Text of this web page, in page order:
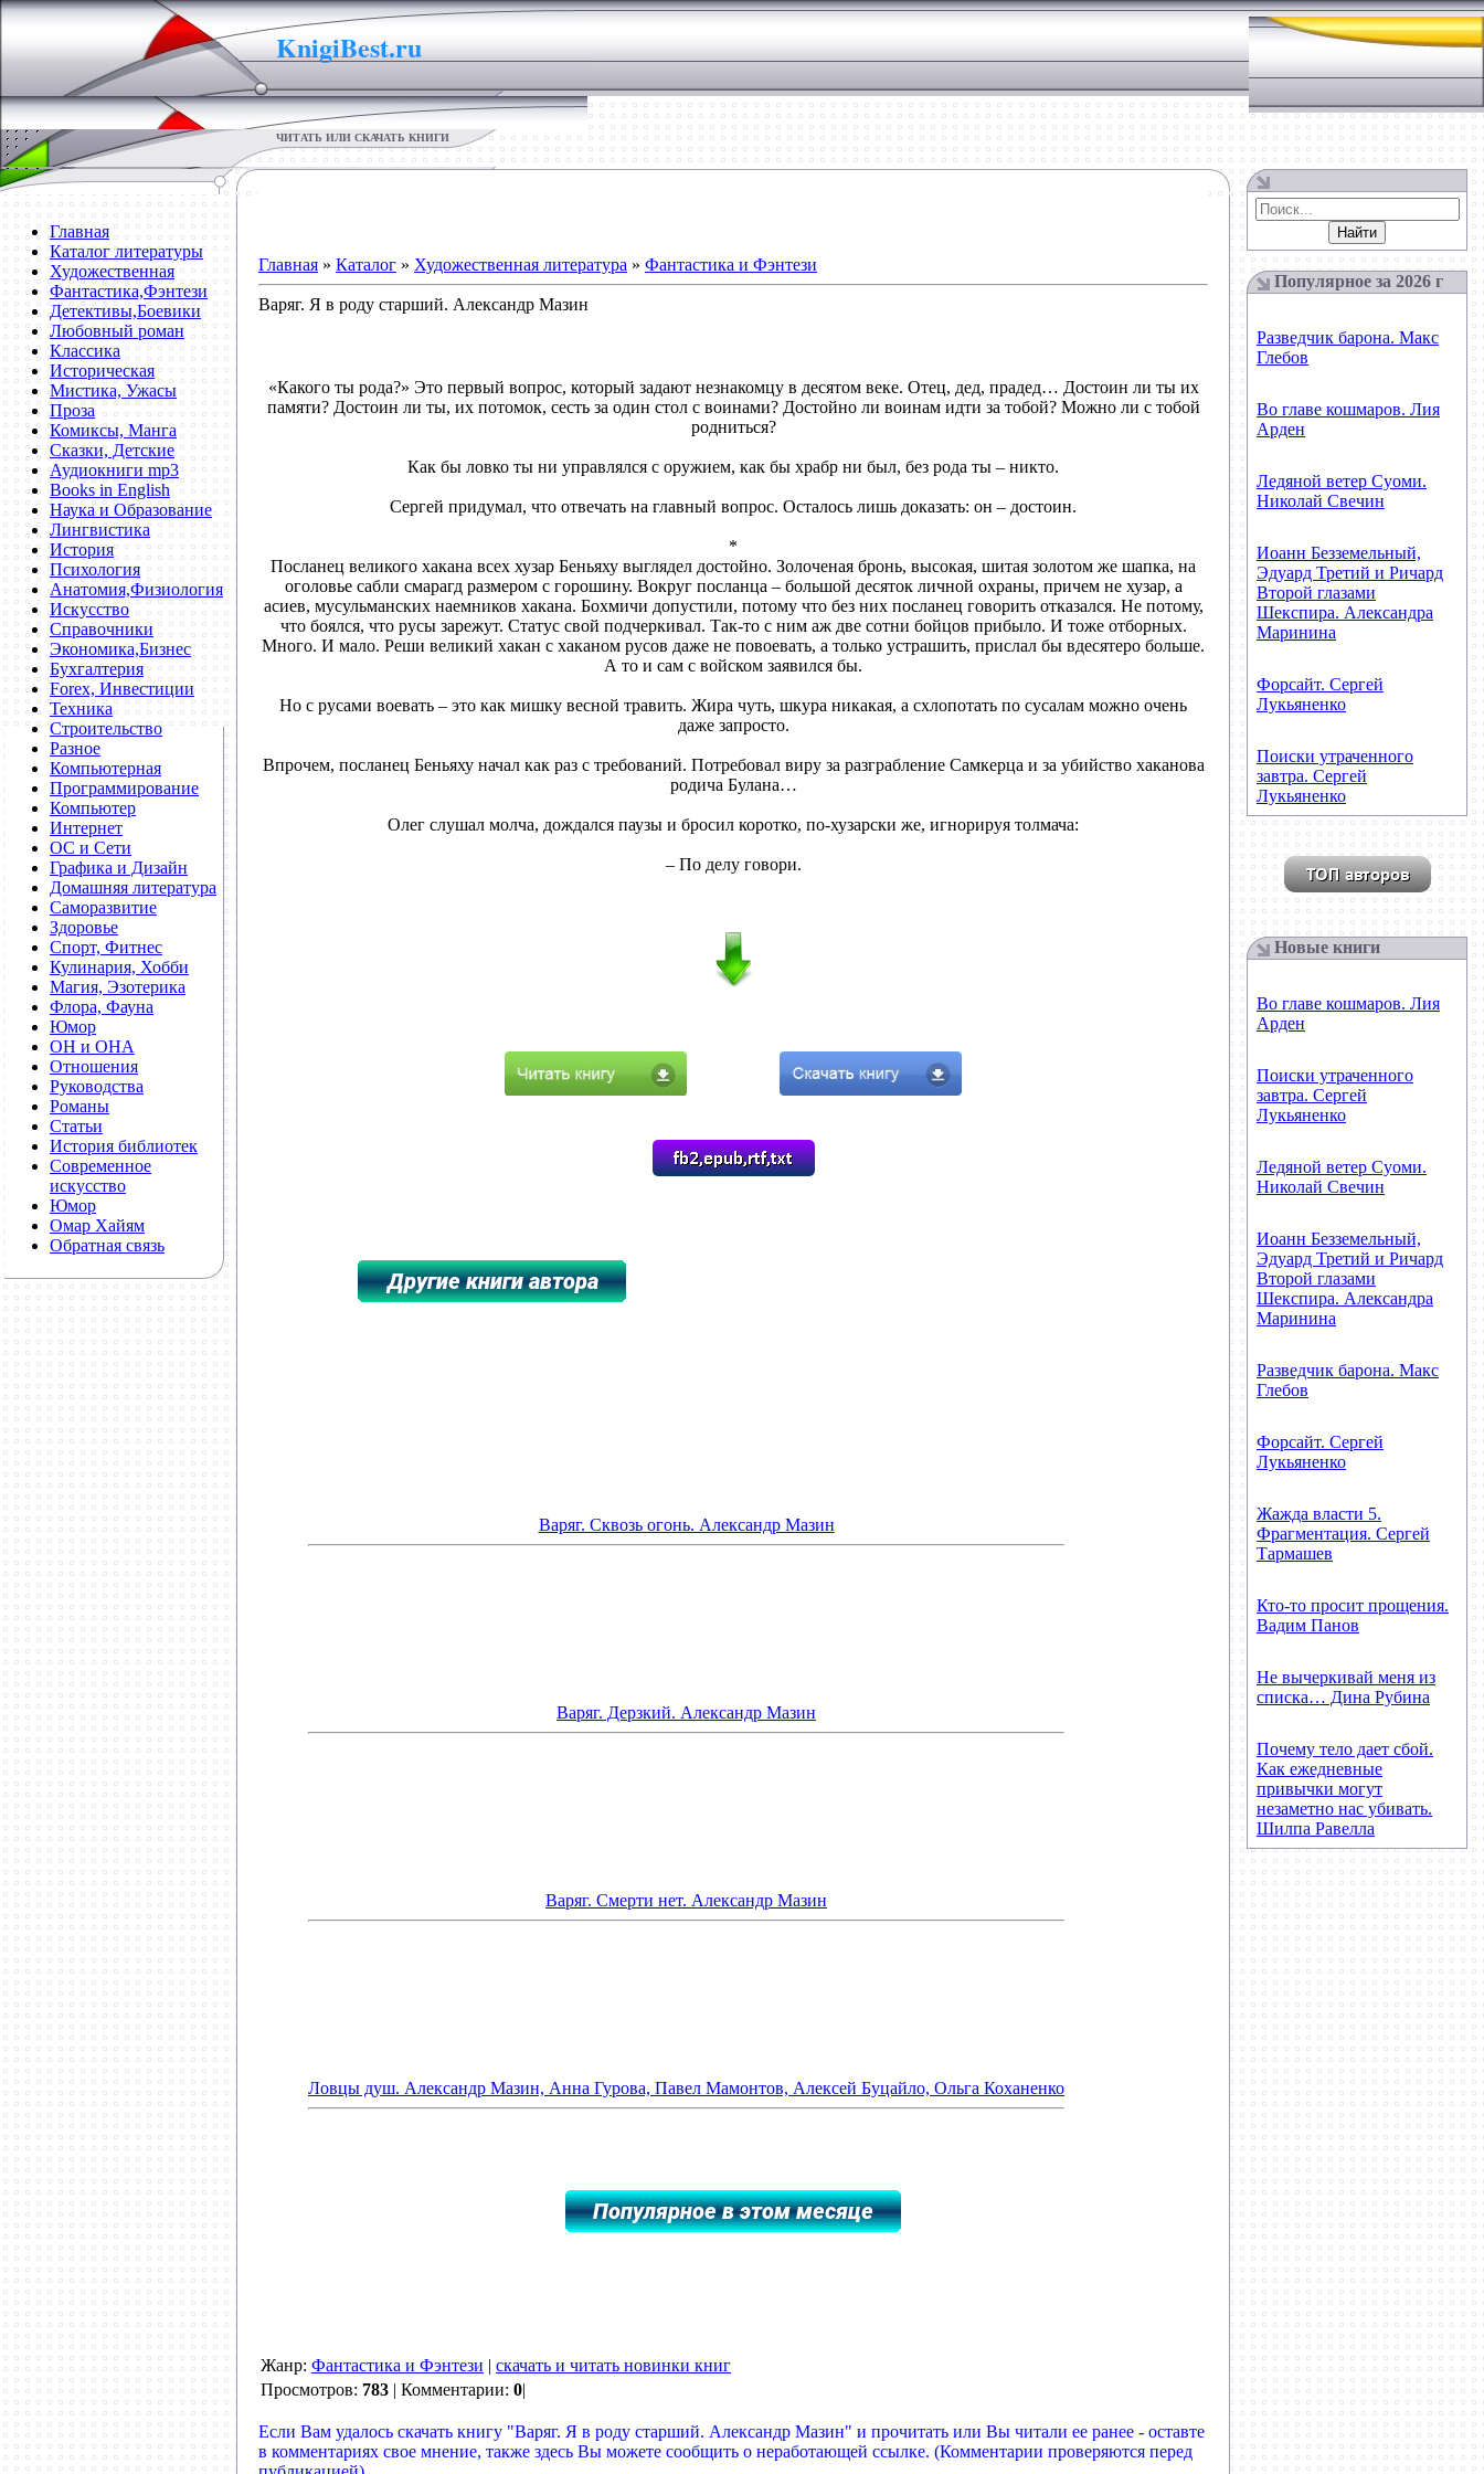
KnigiBest.ru
ЧИТАТЬ ИЛИ СКАЧАТЬ КНИГИ
Главная
Каталог литературы
Художественная
Фантастика,Фэнтези
Детективы,Боевики
Любовный роман
Классика
Историческая
Мистика, Ужасы
Проза
Комиксы, Манга
Сказки, Детские
Аудиокниги mp3
Books in English
Наука и Образование
Лингвистика
История
Психология
Анатомия,Физиология
Искусство
Справочники
Экономика,Бизнес
Бухгалтерия
Forex, Инвестиции
Техника
Строительство
Разное
Компьютерная
Программирование
Компьютер
Интернет
ОС и Сети
Графика и Дизайн
Домашняя литература
Саморазвитие
Здоровье
Спорт, Фитнес
Кулинария, Хобби
Магия, Эзотерика
Флора, Фауна
Юмор
ОН и ОНА
Отношения
Руководства
Романы
Статьи
История библиотек
Современное
искусство
Юмор
Омар Хайям
Обратная связь
Главная » Каталог » Художественная литература » Фантастика и Фэнтези
Варяг. Я в роду старший. Александр Мазин
«Какого ты рода?» Это первый вопрос, который задают незнакомцу в десятом веке. Отец, дед, прадед… Достоин ли ты их
памяти? Достоин ли ты, их потомок, сесть за один стол с воинами? Достойно ли воинам идти за тобой? Можно ли с тобой
родниться?
Как бы ловко ты ни управлялся с оружием, как бы храбр ни был, без рода ты – никто.
Сергей придумал, что отвечать на главный вопрос. Осталось лишь доказать: он – достоин.
*
Посланец великого хакана всех хузар Беньяху выглядел достойно. Золоченая бронь, высокая, шитая золотом же шапка, на
оголовье сабли смарагд размером с горошину. Вокруг посланца – большой десяток личной охраны, причем не хузар, а
асиев, мусульманских наемников хакана. Бохмичи допустили, потому что без них посланец говорить отказался. Не потому,
что боялся, что русы зарежут. Статус свой подчеркивал. Так-то с ним аж две сотни бойцов прибыло. И тоже отборных.
Много. И мало. Реши великий хакан с хаканом русов даже не повоевать, а только устрашить, прислал бы вдесятеро больше.
А то и сам с войском заявился бы.
Но с русами воевать – это как мишку весной травить. Жира чуть, шкура никакая, а схлопотать по сусалам можно очень
даже запросто.
Впрочем, посланец Беньяху начал как раз с требований. Потребовал виру за разграбление Самкерца и за убийство хаканова
родича Булана…
Олег слушал молча, дождался паузы и бросил коротко, по-хузарски же, игнорируя толмача:
– По делу говори.
Варяг. Сквозь огонь. Александр Мазин
Варяг. Дерзкий. Александр Мазин
Варяг. Смерти нет. Александр Мазин
Ловцы душ. Александр Мазин, Анна Гурова, Павел Мамонтов, Алексей Буцайло, Ольга Коханенко
Жанр: Фантастика и Фэнтези | скачать и читать новинки книг
Просмотров: 783 | Комментарии: 0|
Если Вам удалось скачать книгу "Варяг. Я в роду старший. Александр Мазин" и прочитать или Вы читали ее ранее - оставте
в комментариях свое мнение, также здесь Вы можете сообщить о неработающей ссылке. (Комментарии проверяются перед
Популярное за 2026 г
Разведчик барона. Макс
Глебов
Во главе кошмаров. Лия
Арден
Ледяной ветер Суоми.
Николай Свечин
Иоанн Безземельный,
Эдуард Третий и Ричард
Второй глазами
Шекспира. Александра
Маринина
Форсайт. Сергей
Лукьяненко
Поиски утраченного
завтра. Сергей
Лукьяненко
Новые книги
Во главе кошмаров. Лия
Арден
Поиски утраченного
завтра. Сергей
Лукьяненко
Ледяной ветер Суоми.
Николай Свечин
Иоанн Безземельный,
Эдуард Третий и Ричард
Второй глазами
Шекспира. Александра
Маринина
Разведчик барона. Макс
Глебов
Форсайт. Сергей
Лукьяненко
Жажда власти 5.
Фрагментация. Сергей
Тармашев
Кто-то просит прощения.
Вадим Панов
Не вычеркивай меня из
списка… Дина Рубина
Почему тело дает сбой.
Как ежедневные
привычки могут
незаметно нас убивать.
Шилпа Равелла